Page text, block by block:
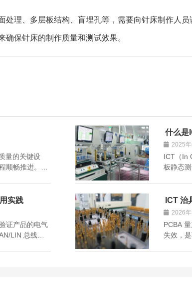
理、多层板结构、盲埋孔等，需要向针床制作人员
确保针床的制作质量和测试效果。
量的关键设
顺畅推进。然
什么是
2025
ICT（In
板静态
压、信
实践
证产品的电气
LIN 总线测
ICT 治
2026
PCBA
失效，